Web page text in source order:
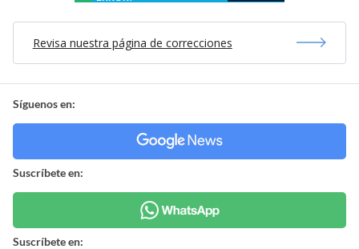
Revisa nuestra página de correcciones
Síguenos en:
Suscríbete en:
Suscríbete en: